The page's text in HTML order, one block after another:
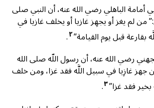
الباهلي رضي الله عنه، أن النبي صلى
من لم يغز أو يجهِز غازيا أو يخلف غازيا في
بقارعة قبل يوم القيامة”٢.
رضي الله عنه، أن رسول اللّه صلى الله
جهز غازِيا في سبيل اللَّه فقد غزا، ومن خلف
فقد غزا”٣.